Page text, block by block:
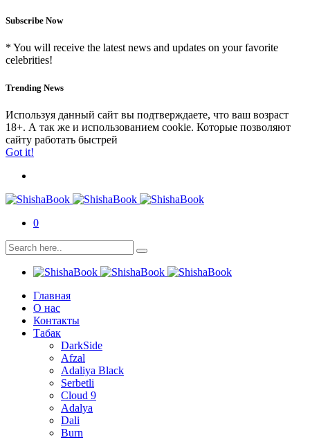
Subscribe Now
* You will receive the latest news and updates on your favorite
celebrities!
Trending News
Используя данный сайт вы подтверждаете, что ваш возраст
18+. А так же и использованием cookie. Которые позволяют
сайту работать быстрей
Got it!
0
Главная
О нас
Контакты
Табак
DarkSide
Afzal
Adaliya Black
Serbetli
Cloud 9
Adalya
Dali
Burn